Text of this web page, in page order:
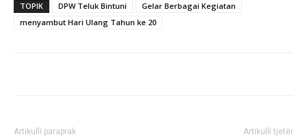
TOPIK DPW Teluk Bintuni
Gelar Berbagai Kegiatan
menyambut Hari Ulang Tahun ke 20
Artikulli paraprak Artikulli tjetër